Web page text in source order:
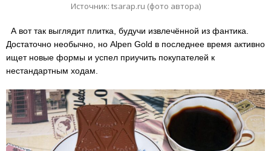
Источник: tsarap.ru (фото автора)
А вот так выглядит плитка, будучи извлечённой из фантика.
Достаточно необычно, но Alpen Gold в последнее время активно
ищет новые формы и успел приучить покупателей к
нестандартным ходам.